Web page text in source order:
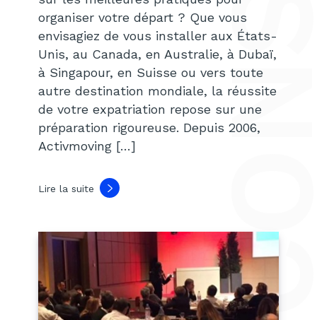
organiser votre départ ? Que vous
envisagiez de vous installer aux États-
Unis, au Canada, en Australie, à Dubaï,
à Singapour, en Suisse ou vers toute
autre destination mondiale, la réussite
de votre expatriation repose sur une
préparation rigoureuse. Depuis 2006,
Activmoving […]
Lire la suite